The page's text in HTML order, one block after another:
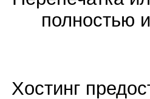
полностью
Хостинг